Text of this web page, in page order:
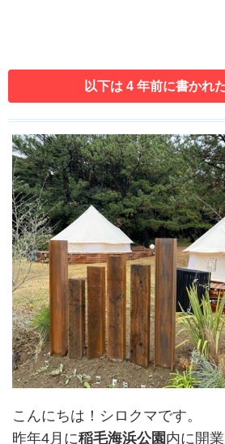
以下は 4 年前に書かれ
こんにちは！シロクマです。
昨年4月に稲毛海浜公園内に開